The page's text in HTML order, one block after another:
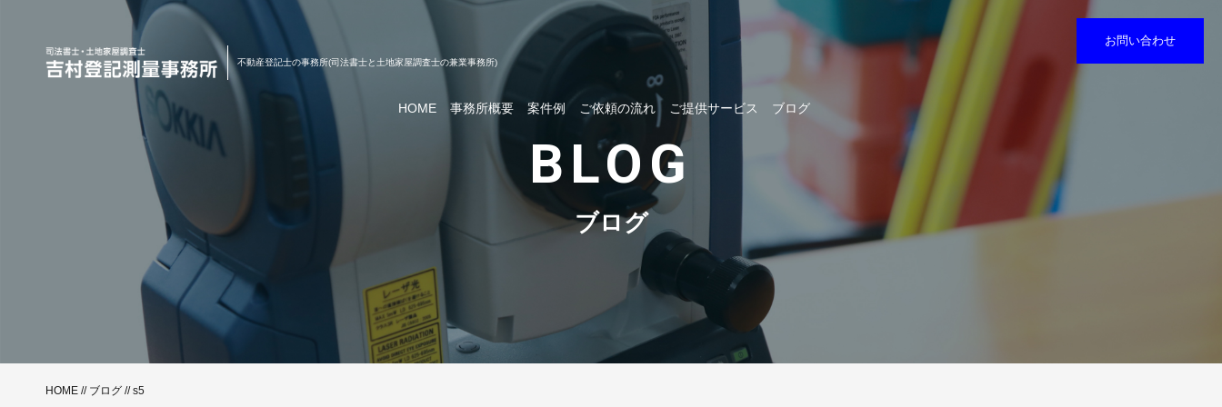
不動産登記士の事務所(司法書士と土地家屋調査士の兼業事務所)
HOME 事務所概要 案件例 ご依頼の流れ ご提供サービス ブログ
お問い合わせ
BLOG
ブログ
HOME // ブログ // s5